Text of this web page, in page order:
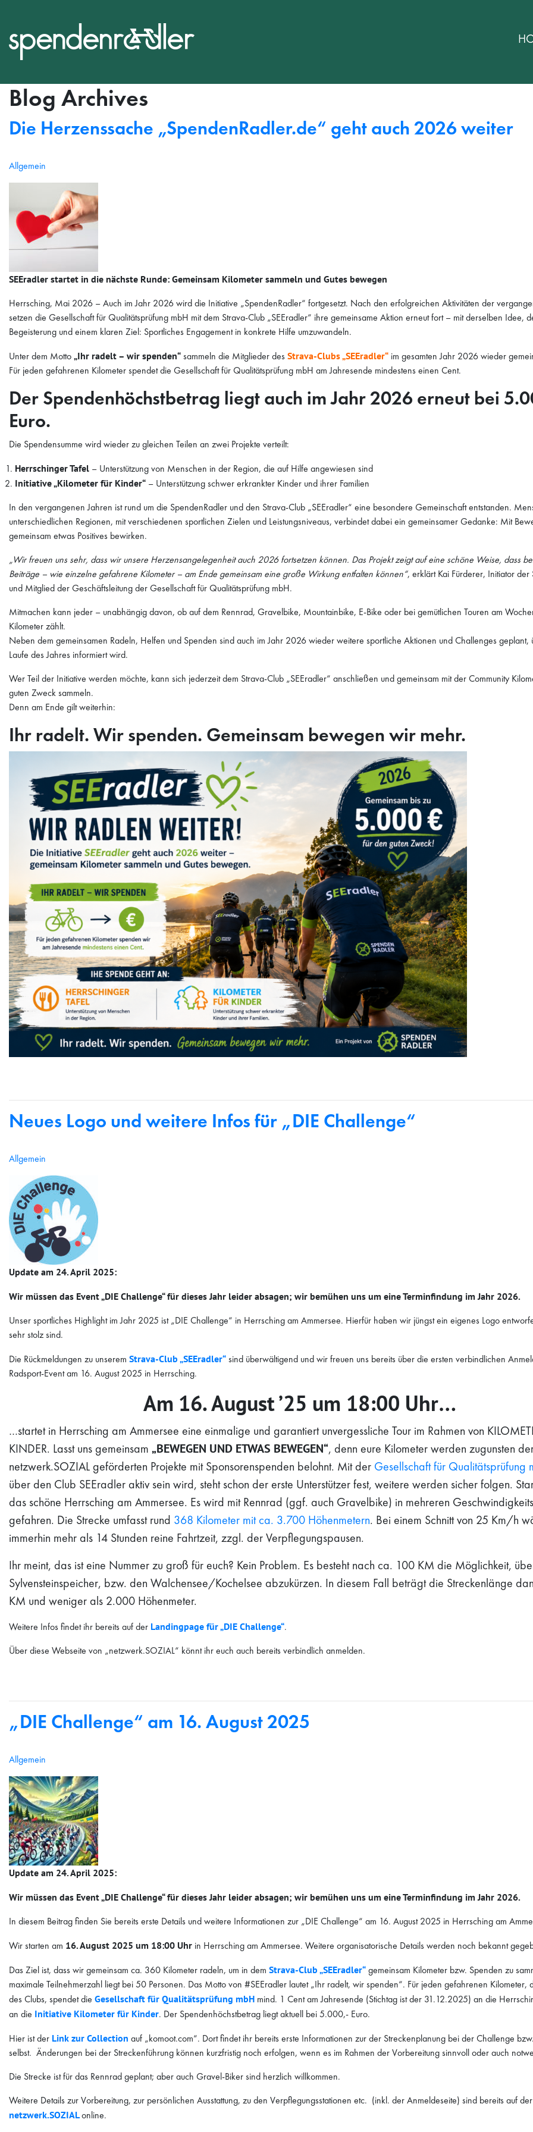
Blog Archives
Die Herzenssache „SpendenRadler.de“ geht auch 2026 weiter
Allgemein
SEEradler startet in die nächste Runde: Gemeinsam Kilometer sammeln und Gutes bewegen
Herrsching, Mai 2026 – Auch im Jahr 2026 wird die Initiative „SpendenRadler“ fortgesetzt. Nach den erfolgreichen Aktivitäten der
setzen die Gesellschaft für Qualitätsprüfung mbH mit dem Strava-Club „SEEradler“ ihre gemeinsame Aktion erneut fort – mit derselben Idee,
Begeisterung und einem klaren Ziel: Sportliches Engagement in konkrete Hilfe umzuwandeln.
Unter dem Motto „Ihr radelt – wir spenden“ sammeln die Mitglieder des Strava-Clubs „SEEradler“ im gesamten Jahr 2026 wieder
Für jeden gefahrenen Kilometer spendet die Gesellschaft für Qualitätsprüfung mbH am Jahresende mindestens einen Cent.
Der Spendenhöchstbetrag liegt auch im Jahr 2026 erneut bei
Euro.
Die Spendensumme wird wieder zu gleichen Teilen an zwei Projekte verteilt:
Herrschinger Tafel – Unterstützung von Menschen in der Region, die auf Hilfe angewiesen sind
Initiative „Kilometer für Kinder“ – Unterstützung schwer erkrankter Kinder und ihrer Familien
In den vergangenen Jahren ist rund um die SpendenRadler und den Strava-Club „SEEradler“ eine besondere Gemeinschaft entstanden.
unterschiedlichen Regionen, mit verschiedenen sportlichen Zielen und Leistungsniveaus, verbindet dabei ein gemeinsamer Gedanke: Mit
gemeinsam etwas Positives bewirken.
„Wir freuen uns sehr, dass wir unsere Herzensangelegenheit auch 2026 fortsetzen können. Das Projekt zeigt auf eine schöne Weise, dass
Beiträge – wie einzelne gefahrene Kilometer – am Ende gemeinsam eine große Wirkung entfalten können“, erklärt Kai Fürderer, Initiator der
und Mitglied der Geschäftsleitung der Gesellschaft für Qualitätsprüfung mbH.
Mitmachen kann jeder – unabhängig davon, ob auf dem Rennrad, Gravelbike, Mountainbike, E-Bike oder bei gemütlichen Touren am
Kilometer zählt.
Neben dem gemeinsamen Radeln, Helfen und Spenden sind auch im Jahr 2026 wieder weitere sportliche Aktionen und Challenges geplant,
Laufe des Jahres informiert wird.
Wer Teil der Initiative werden möchte, kann sich jederzeit dem Strava-Club „SEEradler“ anschließen und gemeinsam mit der Community
guten Zweck sammeln.
Denn am Ende gilt weiterhin:
Ihr radelt. Wir spenden. Gemeinsam bewegen wir mehr.
Neues Logo und weitere Infos für „DIE Challenge“
Allgemein
Update am 24. April 2025:
Wir müssen das Event „DIE Challenge“ für dieses Jahr leider absagen; wir bemühen uns um eine Terminfindung im Jahr 2026.
Unser sportliches Highlight im Jahr 2025 ist „DIE Challenge“ in Herrsching am Ammersee. Hierfür haben wir jüngst ein eigenes Logo
sehr stolz sind.
Die Rückmeldungen zu unserem Strava-Club „SEEradler“ sind überwältigend und wir freuen uns bereits über die ersten verbindlichen
Radsport-Event am 16. August 2025 in Herrsching.
Am 16. August ’25 um 18:00 Uhr…
…startet in Herrsching am Ammersee eine einmalige und garantiert unvergessliche Tour im Rahmen von
KINDER. Lasst uns gemeinsam „BEWEGEN UND ETWAS BEWEGEN“, denn eure Kilometer werden zugunsten
netzwerk.SOZIAL geförderten Projekte mit Sponsorenspenden belohnt. Mit der Gesellschaft für Qualitätsprüfung
über den Club SEEradler aktiv sein wird, steht schon der erste Unterstützer fest, weitere werden sicher folgen.
das schöne Herrsching am Ammersee. Es wird mit Rennrad (ggf. auch Gravelbike) in mehreren
gefahren. Die Strecke umfasst rund 368 Kilometer mit ca. 3.700 Höhenmetern. Bei einem Schnitt von 25 Km/h
immerhin mehr als 14 Stunden reine Fahrtzeit, zzgl. der Verpflegungspausen.
Ihr meint, das ist eine Nummer zu groß für euch? Kein Problem. Es besteht nach ca. 100 KM die Möglichkeit,
Sylvensteinspeicher, bzw. den Walchensee/Kochelsee abzukürzen. In diesem Fall beträgt die Streckenlänge
KM und weniger als 2.000 Höhenmeter.
Weitere Infos findet ihr bereits auf der Landingpage für „DIE Challenge“.
Über diese Webseite von „netzwerk.SOZIAL“ könnt ihr euch auch bereits verbindlich anmelden.
„DIE Challenge“ am 16. August 2025
Allgemein
Update am 24. April 2025:
Wir müssen das Event „DIE Challenge“ für dieses Jahr leider absagen; wir bemühen uns um eine Terminfindung im Jahr 2026.
In diesem Beitrag finden Sie bereits erste Details und weitere Informationen zur „DIE Challenge“ am 16. August 2025 in Herrsching am
Wir starten am 16. August 2025 um 18:00 Uhr in Herrsching am Ammersee. Weitere organisatorische Details werden noch bekannt
Das Ziel ist, dass wir gemeinsam ca. 360 Kilometer radeln, um in dem Strava-Club „SEEradler“ gemeinsam Kilometer bzw. Spenden zu
maximale Teilnehmerzahl liegt bei 50 Personen. Das Motto von #SEEradler lautet „Ihr radelt, wir spenden“. Für jeden gefahrenen Kilometer,
des Clubs, spendet die Gesellschaft für Qualitätsprüfung mbH mind. 1 Cent am Jahresende (Stichtag ist der 31.12.2025) an die
an die Initiative Kilometer für Kinder. Der Spendenhöchstbetrag liegt aktuell bei 5.000,- Euro.
Hier ist der Link zur Collection auf „komoot.com“. Dort findet ihr bereits erste Informationen zur der Streckenplanung bei der Challenge
selbst. Änderungen bei der Streckenführung können kurzfristig noch erfolgen, wenn es im Rahmen der Vorbereitung sinnvoll oder auch
Die Strecke ist für das Rennrad geplant; aber auch Gravel-Biker sind herzlich willkommen.
Weitere Details zur Vorbereitung, zur persönlichen Ausstattung, zu den Verpflegungsstationen etc. (inkl. der Anmeldeseite) sind bereits auf
netzwerk.SOZIAL online.